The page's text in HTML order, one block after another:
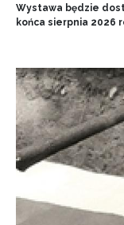
Wystawa będzie
końca sierpnia 2026